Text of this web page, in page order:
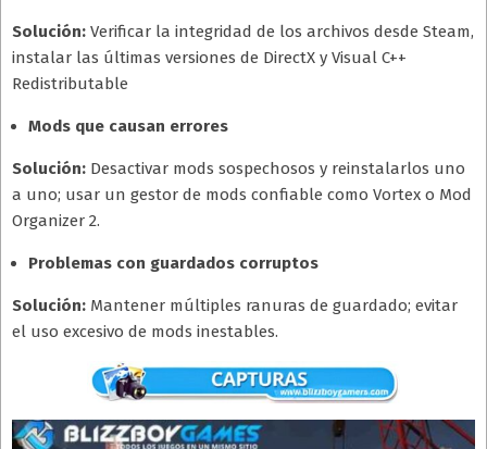
Solución: Verificar la integridad de los archivos desde Steam,
instalar las últimas versiones de DirectX y Visual C++
Redistributable
Mods que causan errores
Solución: Desactivar mods sospechosos y reinstalarlos uno
a uno; usar un gestor de mods confiable como Vortex o Mod
Organizer 2.
Problemas con guardados corruptos
Solución: Mantener múltiples ranuras de guardado; evitar
el uso excesivo de mods inestables.